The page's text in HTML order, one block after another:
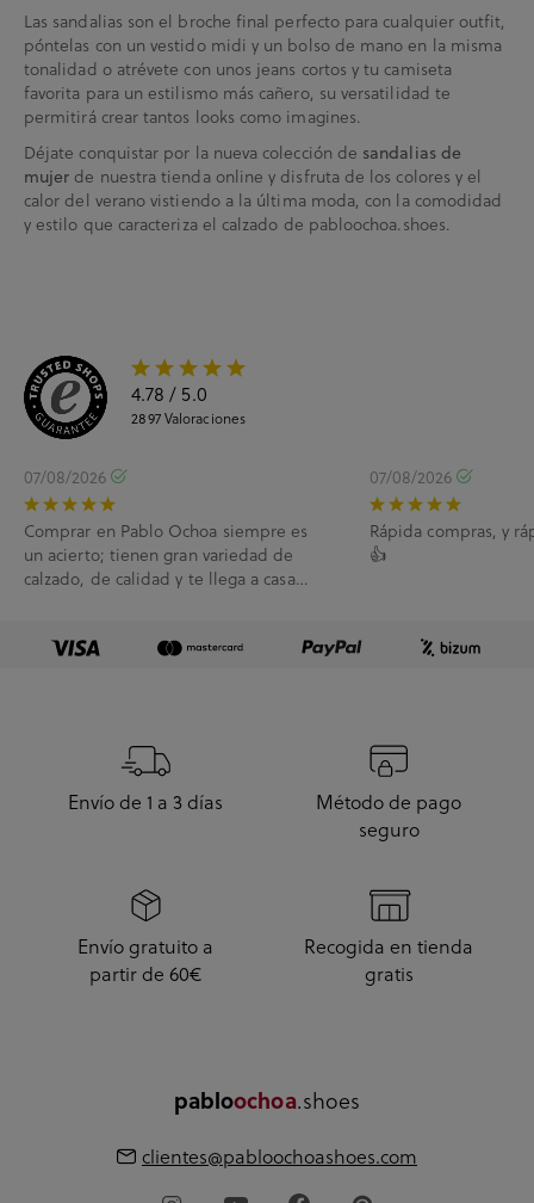
Las sandalias son el broche final perfecto para cualquier outfit,
póntelas con un vestido midi y un bolso de mano en la misma
tonalidad o atrévete con unos jeans cortos y tu camiseta
favorita para un estilismo más cañero, su versatilidad te
permitirá crear tantos looks como imagines.
Déjate conquistar por la nueva colección de sandalias de
mujer de nuestra tienda online y disfruta de los colores y el
calor del verano vistiendo a la última moda, con la comodidad
y estilo que caracteriza el calzado de pabloochoa.shoes.
4.78 / 5.0
2897Valoraciones
07/08/2026
Comprar en Pablo Ochoa siempre es
un acierto; tienen gran variedad de
calzado, de calidad y te llega a casa
07/08/2026
Rápida compras, y
👍
Envío de 1 a 3 días
Método de pago
seguro
Envío gratuito a
partir de 60€
Recogida en tienda
gratis
pabloochoa.shoes
clientes@pabloochoashoes.com